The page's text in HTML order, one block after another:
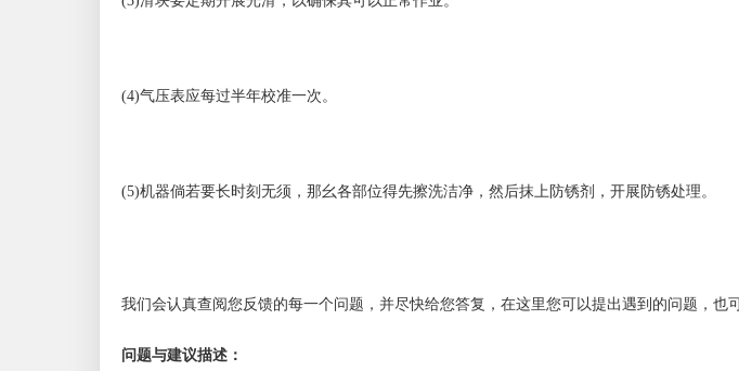
(4)气压表应每过半年校准一次。
(5)机器倘若要长时刻无须，那幺各部位得先擦洗洁净，然后抹上防锈剂，开展防锈处理。
我们会认真查阅您反馈的每一个问题，并尽快给您答复，在这里您可以提出遇到的问题，也
问题与建议描述：